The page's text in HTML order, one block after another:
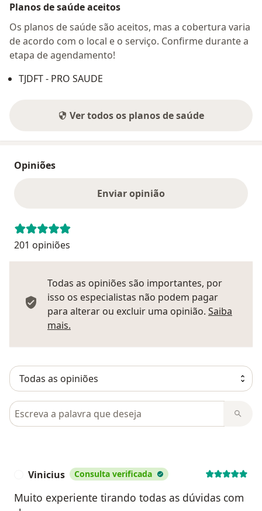
Planos de saúde aceitos
Os planos de saúde são aceitos, mas a cobertura varia
de acordo com o local e o serviço. Confirme durante a
etapa de agendamento!
TJDFT - PRO SAUDE
Ver todos os planos de saúde
Opiniões
Enviar opinião
201 opiniões
Todas as opiniões são importantes, por
isso os especialistas não podem pagar
para alterar ou excluir uma opinião. Saiba
mais.
Pesquisar em opiniões
Vinicius Consulta verificada
Muito experiente tirando todas as dúvidas com